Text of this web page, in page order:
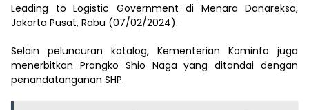
Leading to Logistic Government di Menara Danareksa,
Jakarta Pusat, Rabu (07/02/2024).
Selain peluncuran katalog, Kementerian Kominfo juga
menerbitkan Prangko Shio Naga yang ditandai dengan
penandatanganan SHP.